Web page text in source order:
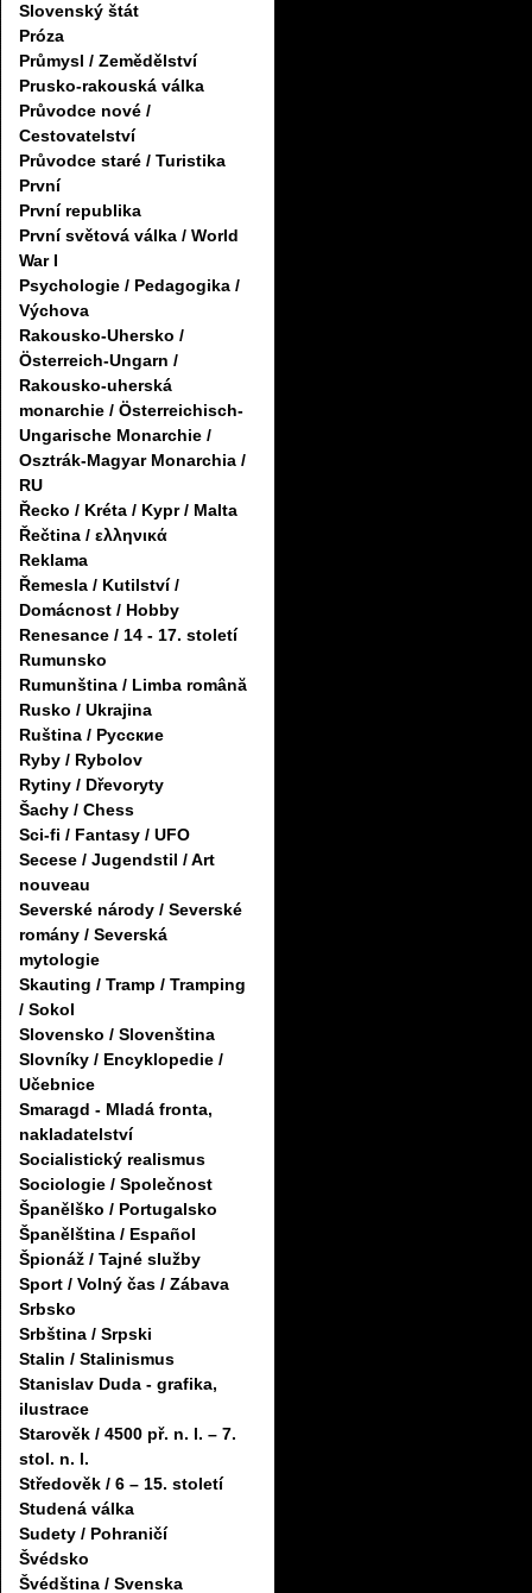
Slovenský štát
Próza
Průmysl / Zemědělství
Prusko-rakouská válka
Průvodce nové /
Cestovatelství
Průvodce staré / Turistika
První
První republika
První světová válka / World
War I
Psychologie / Pedagogika /
Výchova
Rakousko-Uhersko /
Österreich-Ungarn /
Rakousko-uherská
monarchie / Österreichisch-
Ungarische Monarchie /
Osztrák-Magyar Monarchia /
RU
Řecko / Kréta / Kypr / Malta
Řečtina / ελληνικά
Reklama
Řemesla / Kutilství /
Domácnost / Hobby
Renesance / 14 - 17. století
Rumunsko
Rumunština / Limba română
Rusko / Ukrajina
Ruština / Русские
Ryby / Rybolov
Rytiny / Dřevoryty
Šachy / Chess
Sci-fi / Fantasy / UFO
Secese / Jugendstil / Art
nouveau
Severské národy / Severské
romány / Severská
mytologie
Skauting / Tramp / Tramping
/ Sokol
Slovensko / Slovenština
Slovníky / Encyklopedie /
Učebnice
Smaragd - Mladá fronta,
nakladatelství
Socialistický realismus
Sociologie / Společnost
Španělško / Portugalsko
Španělština / Español
Špionáž / Tajné služby
Sport / Volný čas / Zábava
Srbsko
Srbština / Srpski
Stalin / Stalinismus
Stanislav Duda - grafika,
ilustrace
Starověk / 4500 př. n. l. – 7.
stol. n. l.
Středověk / 6 – 15. století
Studená válka
Sudety / Pohraničí
Švédsko
Švédština / Svenska